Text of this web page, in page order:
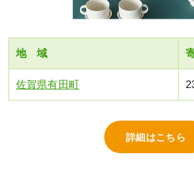
地 域
佐賀県有田町
詳細はこちら